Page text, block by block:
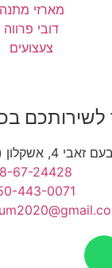
מארזי מתנה
דובי פרווה
צעצועים
4, אשקלון (ברנע סנטר)
67-24428
443-0071